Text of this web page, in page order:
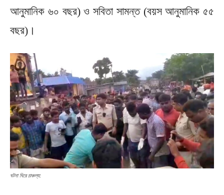
আনুমানিক ৬০ বছর) ও সবিতা সামন্ত (বয়স আনুমানিক ৫৫
বছর)।
ঘটনা ঘিরে চাঞ্চল্য: